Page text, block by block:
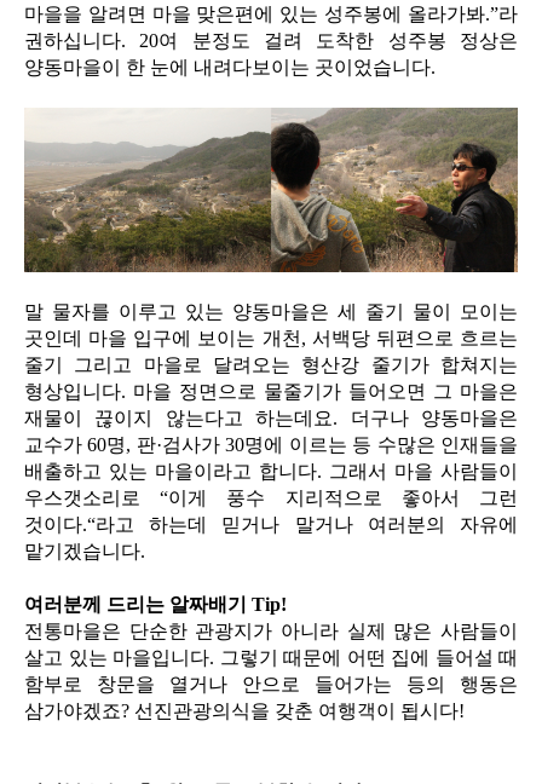
마을을 알려면 마을 맞은편에 있는 성주봉에 올라가봐.”라
권하십니다. 20여 분정도 걸려 도착한 성주봉 정상은
양동마을이 한 눈에 내려다보이는 곳이었습니다.
말 물자를 이루고 있는 양동마을은 세 줄기 물이 모이는
곳인데 마을 입구에 보이는 개천, 서백당 뒤편으로 흐르는
줄기 그리고 마을로 달려오는 형산강 줄기가 합쳐지는
형상입니다. 마을 정면으로 물줄기가 들어오면 그 마을은
재물이 끊이지 않는다고 하는데요. 더구나 양동마을은
교수가 60명, 판·검사가 30명에 이르는 등 수많은 인재들을
배출하고 있는 마을이라고 합니다. 그래서 마을 사람들이
우스갯소리로 “이게 풍수 지리적으로 좋아서 그런
것이다.“라고 하는데 믿거나 말거나 여러분의 자유에
맡기겠습니다.
여러분께 드리는 알짜배기 Tip!
전통마을은 단순한 관광지가 아니라 실제 많은 사람들이
살고 있는 마을입니다. 그렇기 때문에 어떤 집에 들어설 때
함부로 창문을 열거나 안으로 들어가는 등의 행동은
삼가야겠죠? 선진관광의식을 갖춘 여행객이 됩시다!